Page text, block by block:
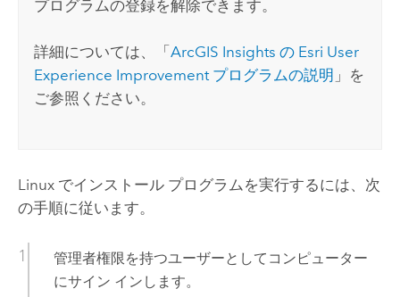
プログラムの登録を解除できます。
詳細については、「ArcGIS Insights の Esri User
Experience Improvement プログラムの説明 」を
ご参照ください。
Linuxでインストール プログラムを実行するには、次
の手順に従います。
管理者権限を持つユーザーとしてコンピューター
にサイン インします。